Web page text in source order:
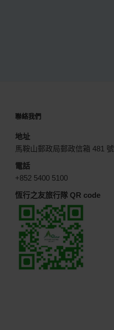
聯絡我們
地址
馬鞍山郵政局郵政信箱 481 號
電話
+852 5400 5100
恆行之友旅行隊 QR code